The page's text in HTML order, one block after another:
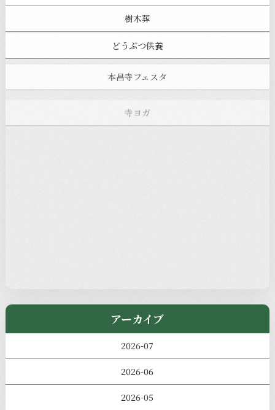
樹木葬
どうぶつ供養
本昌寺フェスタ
アーカイブ
2026-07
2026-06
2026-05